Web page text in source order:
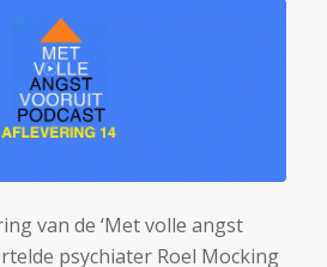
van de ‘Met volle angst
psychiater Roel Mocking